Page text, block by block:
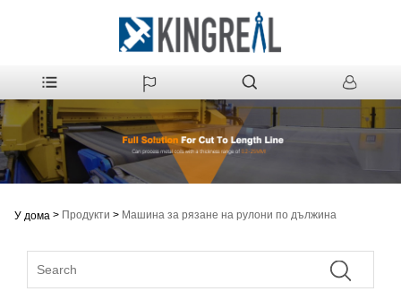
У дома > Продукти > Машина за рязане на рулони по дължина